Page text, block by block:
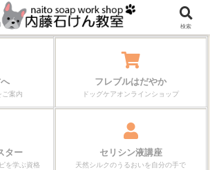
さが、毎日の暮らしを変えていく。
ご案内
フレブルはだやか
ドッグケアオンラインショップ
ター
を学ぶ資格
セリシン液講座
天然シルクのうるおいを自分の手で
検索